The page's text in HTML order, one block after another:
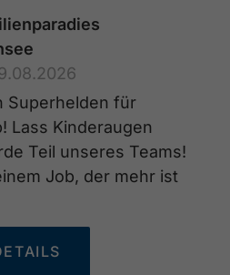
Superhelden für
Lass Kinderaugen
Teil unseres Teams!
Job, der mehr ist